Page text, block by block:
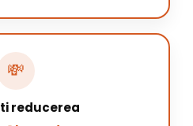
💸
reducerea